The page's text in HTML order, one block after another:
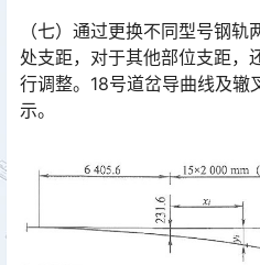
（七）通过更换不同型号钢
处支距，对于其他部位支距，
行调整。18号道岔导曲线及辙
示。